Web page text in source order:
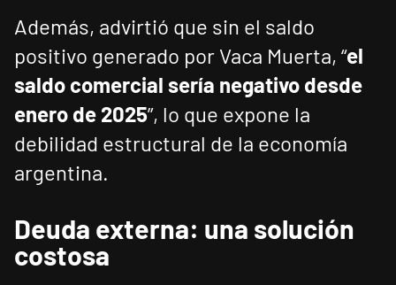
Además, advirtió que sin el saldo
positivo generado por Vaca Muerta, “el
saldo comercial sería negativo desde
enero de 2025”, lo que expone la
debilidad estructural de la economía
argentina.
Deuda externa: una solución
costosa